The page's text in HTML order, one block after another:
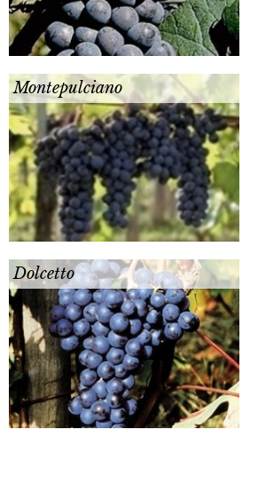
Montepulciano
Dolcetto